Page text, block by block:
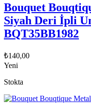
Bouquet
Siyah Deri İpli
BQT35BB1982
₺140,00
Yeni
Stokta